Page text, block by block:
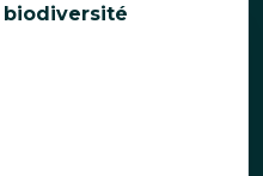
biodiversité